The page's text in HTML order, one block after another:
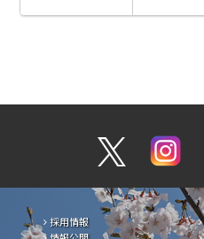
採用情報